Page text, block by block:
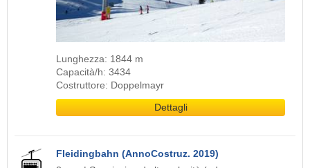
Lunghezza: 1844 m
Capacità/h: 3434
Costruttore: Doppelmayr
Dettagli
Fleidingbahn (AnnoCostruz. 2019)